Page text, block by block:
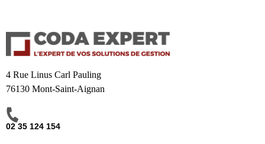
4 Rue Linus Carl Pauling
76130 Mont-Saint-Aignan
02 35 124 154